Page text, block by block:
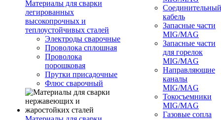
Материалы для сварки
легированных
высокопрочных и
теплоустойчивых сталей
Электроды сварочные
Проволока сплошная
Проволока
порошковая
Прутки присадочные
Флюс сварочный
Соединительный
кабель
Запасные части
MIG/MAG
Запасные части
для горелок
MIG/MAG
Направляющие
каналы
MIG/MAG
Токосъемники
MIG/MAG
Газовые сопла